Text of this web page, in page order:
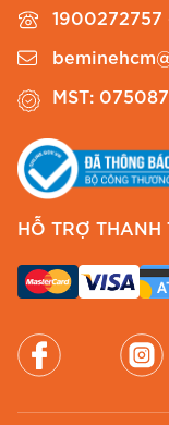
1900272757
MST:
HỖ TRỢ THANH